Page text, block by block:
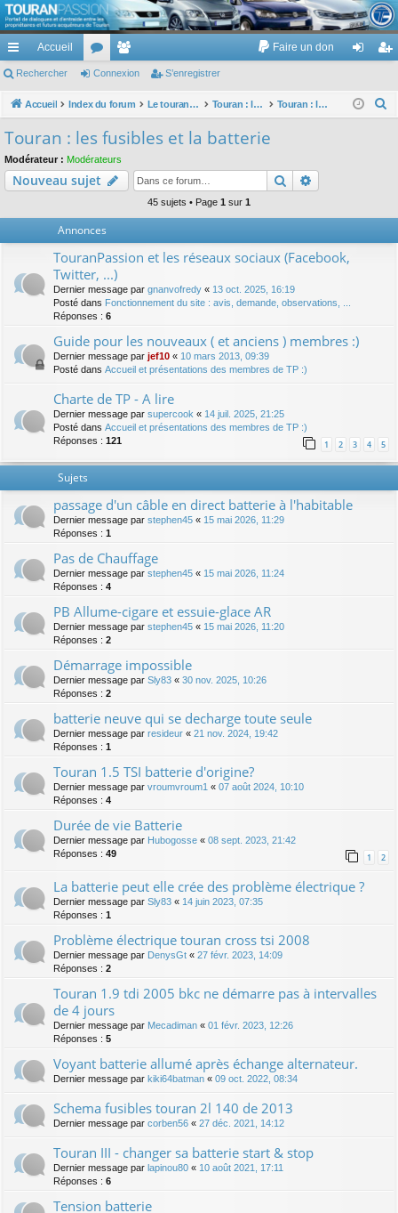
TouranPassion
Le forum des propriétaires ou futurs acquéreurs du Volkswagen Touran
cc
ès
pi
de
Accueil
or
u
e
m
Faire un don
ne nr
Rechercher Connexion S’enregistrer
Accueil Index du forum Le touran dans ses versions I (V1 V2 V3) et II ... Touran : les équipements électriques et électroniques Touran : les fusibles et la batterie
c
Touran : les fusibles et la batterie
Modérateur : Modérateurs
Nouveau sujet Rechercher
45 sujets • Page 1 sur 1
Annonces
TouranPassion et les réseaux sociaux (Facebook,
Twitter, ...)
Dernier message par gnanvofredy « 13 oct. 2025, 16:19
Posté dans Fonctionnement du site : avis, demande, observations, ...
Réponses : 6
Guide pour les nouveaux ( et anciens ) membres :)
Dernier message par jef10 « 10 mars 2013, 09:39
Posté dans Accueil et présentations des membres de TP :)
Charte de TP - A lire
Dernier message par supercook « 14 juil. 2025, 21:25
Posté dans Accueil et présentations des membres de TP :)
Réponses : 121 1 2 3 4 5
Sujets
passage d'un câble en direct batterie à l'habitable
Dernier message par stephen45 « 15 mai 2026, 11:29
Réponses : 1
Pas de Chauffage
Dernier message par stephen45 « 15 mai 2026, 11:24
Réponses : 4
PB Allume-cigare et essuie-glace AR
Dernier message par stephen45 « 15 mai 2026, 11:20
Réponses : 2
Démarrage impossible
Dernier message par Sly83 « 30 nov. 2025, 10:26
Réponses : 2
batterie neuve qui se decharge toute seule
Dernier message par resideur « 21 nov. 2024, 19:42
Réponses : 1
Touran 1.5 TSI batterie d'origine?
Dernier message par vroumvroum1 « 07 août 2024, 10:10
Réponses : 4
Durée de vie Batterie
Dernier message par Hubogosse « 08 sept. 2023, 21:42
Réponses : 49 1 2
La batterie peut elle crée des problème électrique ?
Dernier message par Sly83 « 14 juin 2023, 07:35
Réponses : 1
Problème électrique touran cross tsi 2008
Dernier message par DenysGt « 27 févr. 2023, 14:09
Réponses : 2
Touran 1.9 tdi 2005 bkc ne démarre pas à intervalles
de 4 jours
Dernier message par Mecadiman « 01 févr. 2023, 12:26
Réponses : 5
Voyant batterie allumé après échange alternateur.
Dernier message par kiki64batman « 09 oct. 2022, 08:34
Schema fusibles touran 2l 140 de 2013
Dernier message par corben56 « 27 déc. 2021, 14:12
Touran III - changer sa batterie start & stop
Dernier message par lapinou80 « 10 août 2021, 17:11
Réponses : 6
Tension batterie